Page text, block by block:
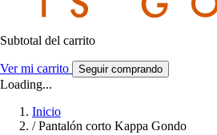
Subtotal del carrito
Ver mi carrito Seguir comprando
Loading...
Inicio
/ Pantalón corto Kappa Gondo